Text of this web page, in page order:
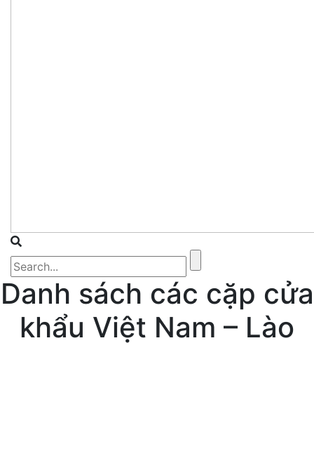
Danh sách các cặp cửa
khẩu Việt Nam – Lào